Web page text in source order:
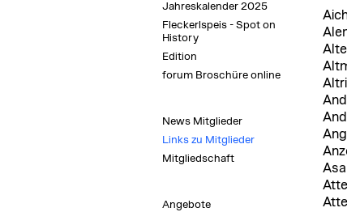
Jahreskalender 2025
Fleckerlspeis - Spot on
History
Edition
forum Broschüre online
News Mitglieder
Links zu Mitglieder
Mitgliedschaft
Angebote